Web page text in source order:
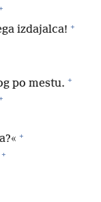
izdajalca! +
po mestu. +
+
+